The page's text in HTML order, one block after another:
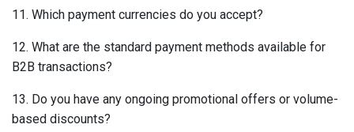
11. Which payment currencies do you accept?
12. What are the standard payment methods available for
B2B transactions?
13. Do you have any ongoing promotional offers or volume-
based discounts?